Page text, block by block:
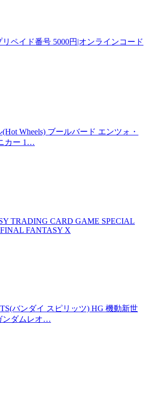
ペイド番号 5000円|オンラインコード
Wheels) ブールバード エンツォ・
カー 1…
TRADING CARD GAME SPECIAL
FANTASY X
バンダイ スピリッツ) HG 機動新世
ンダムレオ…